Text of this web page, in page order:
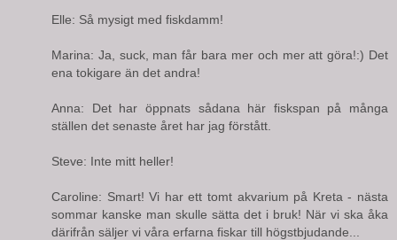
Elle: Så mysigt med fiskdamm!
Marina: Ja, suck, man får bara mer och mer att göra!:) Det
ena tokigare än det andra!
Anna: Det har öppnats sådana här fiskspan på många
ställen det senaste året har jag förstått.
Steve: Inte mitt heller!
Caroline: Smart! Vi har ett tomt akvarium på Kreta - nästa
sommar kanske man skulle sätta det i bruk! När vi ska åka
därifrån säljer vi våra erfarna fiskar till högstbjudande...